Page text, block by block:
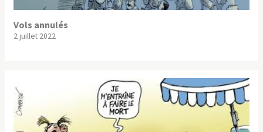
Vols annulés
2 juillet 2022